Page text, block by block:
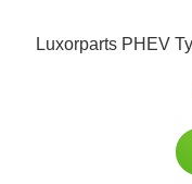
Luxorparts PHEV